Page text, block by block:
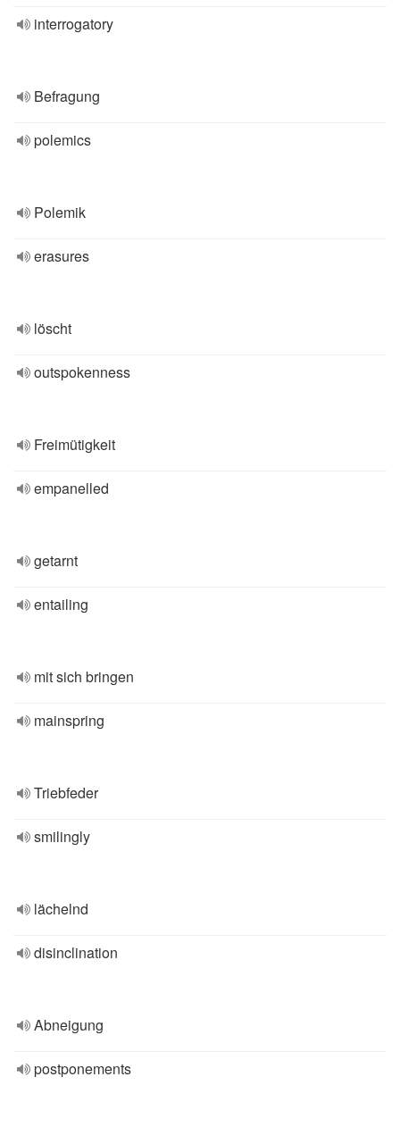
interrogatory
Befragung
polemics
Polemik
erasures
löscht
outspokenness
Freimütigkeit
empanelled
getarnt
entailing
mit sich bringen
mainspring
Triebfeder
smilingly
lächelnd
disinclination
Abneigung
postponements